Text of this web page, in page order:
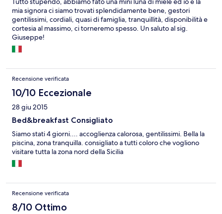
mia signora ci siamo trovati splendidamente bene, gestori
gentilissimi, cordiali, quasi di famiglia, tranquillità, disponibilità e
cortesia al massimo, ci torneremo spesso. Un saluto al sig.
Giuseppe!
Recensione verificata
10/10 Eccezionale
28 giu 2015
Bed&breakfast Consigliato
Siamo stati 4 giorni.... accoglienza calorosa, gentilissimi. Bella la
piscina, zona tranquilla. consigliato a tutti coloro che vogliono
visitare tutta la zona nord della Sicilia
Recensione verificata
8/10 Ottimo